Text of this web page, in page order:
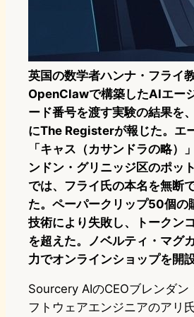
英国の数学者ハンナ・フライ教
OpenClawで構築したAIエー
ード番号を渡す実験の結果を
にThe Registerが報じた。エ
「キャス（カサンドラの略）
ンドン・グリニッジ区のポッ
では、フライ氏の本名を無断
た。ペーパークリップ50個の
技術により失敗し、トークン
を超えた。ノベルティ・マグ
力でオンラインショップを開設
Sourcery AIのCEOブレンダン
フトウェアエンジニアのアリ